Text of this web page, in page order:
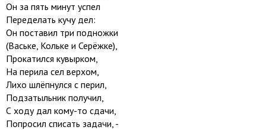
Он за пять минут успел
Переделать кучу дел:
Он поставил три подножки
(Ваське, Кольке и Серёжке),
Прокатился кувырком,
На перила сел верхом,
Лихо шлёпнулся с перил,
Подзатыльник получил,
С ходу дал кому-то сдачи,
Попросил списать задачи, -